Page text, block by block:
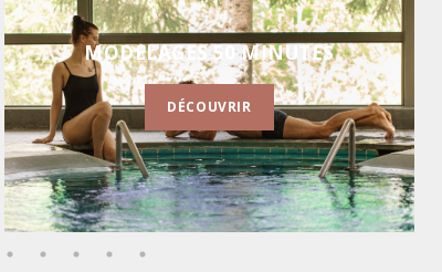
FORFAITS EVASIONS
DÉCOUVRIR